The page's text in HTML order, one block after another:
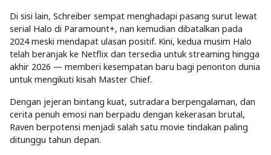
Di sisi lain, Schreiber sempat menghadapi pasang surut lewat
serial Halo di Paramount+, nan kemudian dibatalkan pada
2024 meski mendapat ulasan positif. Kini, kedua musim Halo
telah beranjak ke Netflix dan tersedia untuk streaming hingga
akhir 2026 — memberi kesempatan baru bagi penonton dunia
untuk mengikuti kisah Master Chief.
Dengan jejeran bintang kuat, sutradara berpengalaman, dan
cerita penuh emosi nan berpadu dengan kekerasan brutal,
Raven berpotensi menjadi salah satu movie tindakan paling
ditunggu tahun depan.